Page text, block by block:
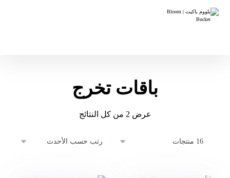
باقات تخرج
عرض ⁦2⁩ من كل النتائج